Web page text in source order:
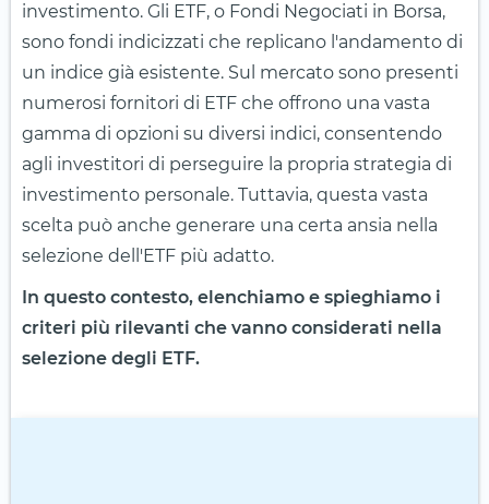
investimento. Gli ETF, o Fondi Negociati in Borsa,
sono fondi indicizzati che replicano l'andamento di
un indice già esistente. Sul mercato sono presenti
numerosi fornitori di ETF che offrono una vasta
gamma di opzioni su diversi indici, consentendo
agli investitori di perseguire la propria strategia di
investimento personale. Tuttavia, questa vasta
scelta può anche generare una certa ansia nella
selezione dell'ETF più adatto.
In questo contesto, elenchiamo e spieghiamo i
criteri più rilevanti che vanno considerati nella
selezione degli ETF.